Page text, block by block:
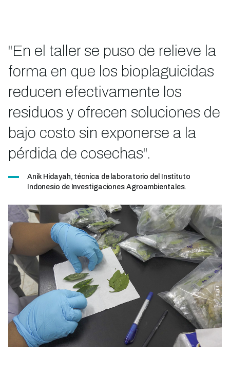
"En el taller se puso de relieve la
forma en que los bioplaguicidas
reducen efectivamente los
residuos y ofrecen soluciones de
bajo costo sin exponerse a la
pérdida de cosechas".
Anik Hidayah, técnica de laboratorio del Instituto
Indonesio de Investigaciones Agroambientales.
Imagen